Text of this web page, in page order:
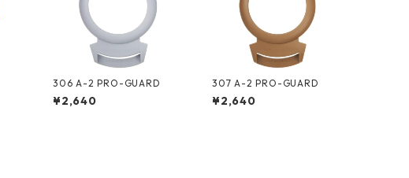
306 A-2 PRO-GUARD
¥2,640
307 A-2 PRO-GUARD
¥2,640